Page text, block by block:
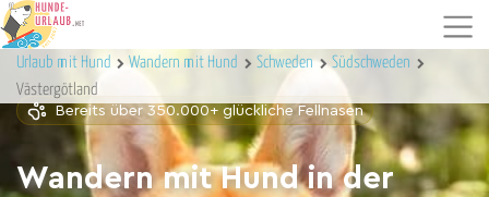
Urlaub mit Hund Wandern mit Hund Schweden
Südschweden
Västergötland
Bereits über 350.000+ glückliche Fellnasen
Wandern mit Hund in der